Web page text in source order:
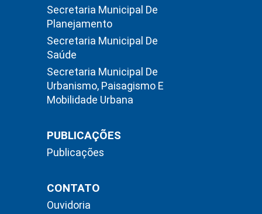
Secretaria Municipal De
Planejamento
Secretaria Municipal De
Saúde
Secretaria Municipal De
Urbanismo, Paisagismo E
Mobilidade Urbana
PUBLICAÇÕES
Publicações
CONTATO
Ouvidoria